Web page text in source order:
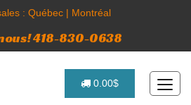
: Québec| Montréal
418-830-0638
0.00$